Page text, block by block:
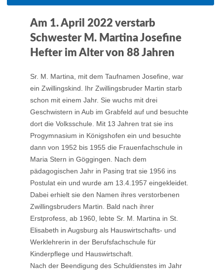
Am 1. April 2022 verstarb
Schwester M. Martina Josefine
Hefter im Alter von 88 Jahren
Sr. M. Martina, mit dem Taufnamen Josefine, war
ein Zwillingskind. Ihr Zwillingsbruder Martin starb
schon mit einem Jahr. Sie wuchs mit drei
Geschwistern in Aub im Grabfeld auf und besuchte
dort die Volksschule. Mit 13 Jahren trat sie ins
Progymnasium in Königshofen ein und besuchte
dann von 1952 bis 1955 die Frauenfachschule in
Maria Stern in Göggingen. Nach dem
pädagogischen Jahr in Pasing trat sie 1956 ins
Postulat ein und wurde am 13.4.1957 eingekleidet.
Dabei erhielt sie den Namen ihres verstorbenen
Zwillingsbruders Martin. Bald nach ihrer
Erstprofess, ab 1960, lebte Sr. M. Martina in St.
Elisabeth in Augsburg als Hauswirtschafts- und
Werklehrerin in der Berufsfachschule für
Kinderpflege und Hauswirtschaft.
Nach der Beendigung des Schuldienstes im Jahr